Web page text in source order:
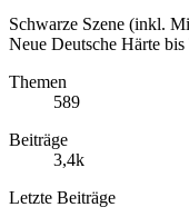
Schwarze Szene (inkl.
Neue Deutsche Härte
Themen
589
Beiträge
3,4k
Letzte Beiträge